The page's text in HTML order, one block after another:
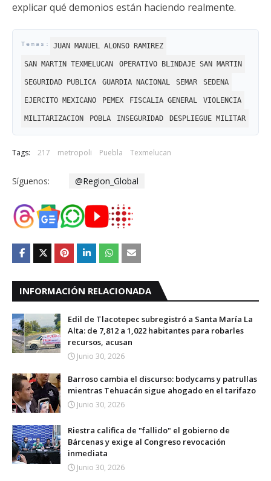
explicar qué demonios están haciendo realmente.
JUAN MANUEL ALONSO RAMIREZ
SAN MARTIN TEXMELUCAN OPERATIVO BLINDAJE SAN MARTIN
SEGURIDAD PUBLICA GUARDIA NACIONAL SEMAR SEDENA
EJERCITO MEXICANO PEMEX FISCALIA GENERAL VIOLENCIA
MILITARIZACION POBLA INSEGURIDAD DESPLIEGUE MILITAR
Tags: 217 metropoli Puebla Texmelucan
Síguenos: @Region_Global
INFORMACIÓN RELACIONADA
Edil de Tlacotepec subregistró a Santa María La
Alta: de 7,812 a 1,022 habitantes para robarles
recursos, acusan
Junio 30, 2026
Barroso cambia el discurso: bodycams y patrullas
mientras Tehuacán sigue ahogado en el tarifazo
Junio 30, 2026
Riestra califica de "fallido" el gobierno de
Bárcenas y exige al Congreso revocación
inmediata
Junio 30, 2026